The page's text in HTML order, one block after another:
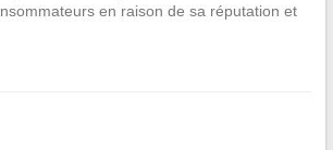
en raison de sa réputation et